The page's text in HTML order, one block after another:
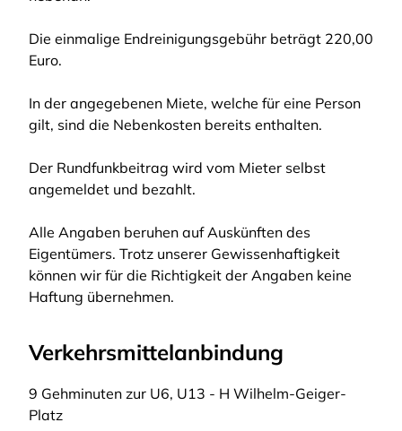
Die einmalige Endreinigungsgebühr beträgt 220,00
Euro.
In der angegebenen Miete, welche für eine Person
gilt, sind die Nebenkosten bereits enthalten.
Der Rundfunkbeitrag wird vom Mieter selbst
angemeldet und bezahlt.
Alle Angaben beruhen auf Auskünften des
Eigentümers. Trotz unserer Gewissenhaftigkeit
können wir für die Richtigkeit der Angaben keine
Haftung übernehmen.
Verkehrsmittelanbindung
9 Gehminuten zur U6, U13 - H Wilhelm-Geiger-
Platz